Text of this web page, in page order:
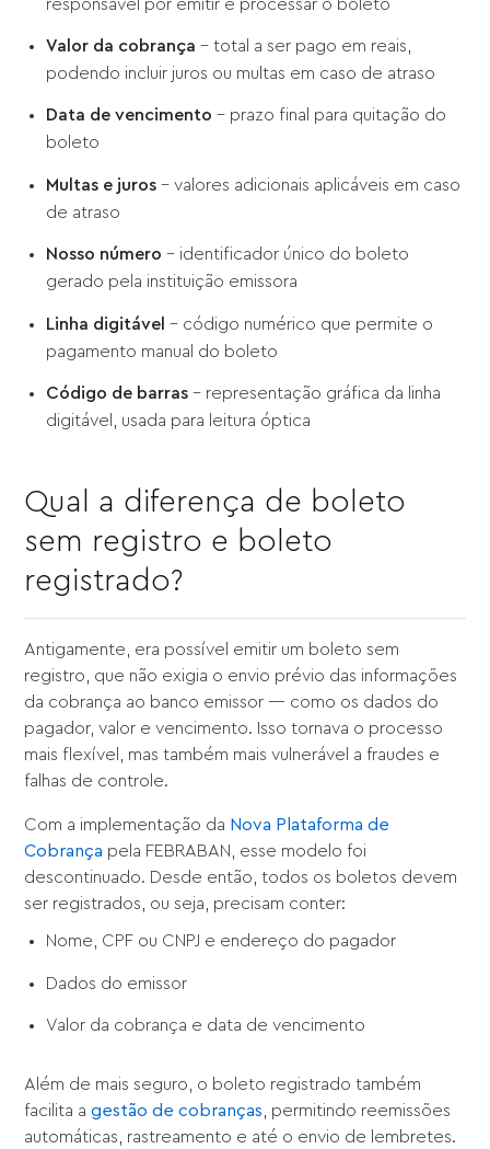
responsável por emitir e processar o boleto
Valor da cobrança – total a ser pago em reais,
podendo incluir juros ou multas em caso de atraso
Data de vencimento – prazo final para quitação do
boleto
Multas e juros – valores adicionais aplicáveis em caso
de atraso
Nosso número – identificador único do boleto
gerado pela instituição emissora
Linha digitável – código numérico que permite o
pagamento manual do boleto
Código de barras – representação gráfica da linha
digitável, usada para leitura óptica
Qual a diferença de boleto
sem registro e boleto
registrado?
Antigamente, era possível emitir um boleto sem
registro, que não exigia o envio prévio das informações
da cobrança ao banco emissor — como os dados do
pagador, valor e vencimento. Isso tornava o processo
mais flexível, mas também mais vulnerável a fraudes e
falhas de controle.
Com a implementação da Nova Plataforma de
Cobrança pela FEBRABAN, esse modelo foi
descontinuado. Desde então, todos os boletos devem
ser registrados, ou seja, precisam conter:
Nome, CPF ou CNPJ e endereço do pagador
Dados do emissor
Valor da cobrança e data de vencimento
Além de mais seguro, o boleto registrado também
facilita agestão de cobranças, permitindo reemissões
automáticas, rastreamento e até o envio de lembretes.